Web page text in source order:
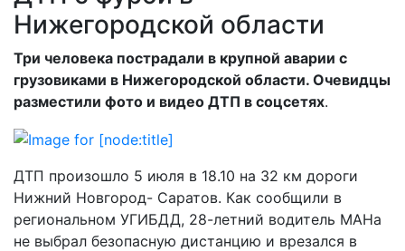
Нижегородской области
Три человека пострадали в крупной аварии с
грузовиками в Нижегородской области. Очевидцы
разместили фото и видео ДТП в соцсетях.
ДТП произошло 5 июля в 18.10 на 32 км дороги
Нижний Новгород- Саратов. Как сообщили в
региональном УГИБДД, 28-летний водитель МАНа
не выбрал безопасную дистанцию и врезался в